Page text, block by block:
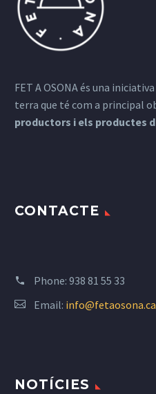
FET A OSONA és una
terra que té com a principal
productors i els productes
CONTACTE
Phone: 938 81 55 33
Email:
NOTÍCIES